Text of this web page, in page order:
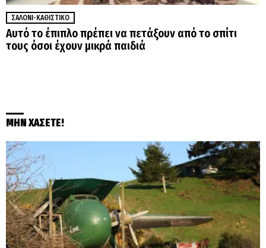
ΣΑΛΌΝΙ-ΚΑΘΙΣΤΙΚΌ
Αυτό το έπιπλο πρέπει να πετάξουν από το σπίτι
τους όσοι έχουν μικρά παιδιά
ΜΗΝ ΧΑΣΕΤΕ!